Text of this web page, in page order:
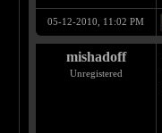
05-12-2010, 11:02 PM
mishadoff
Unregistered